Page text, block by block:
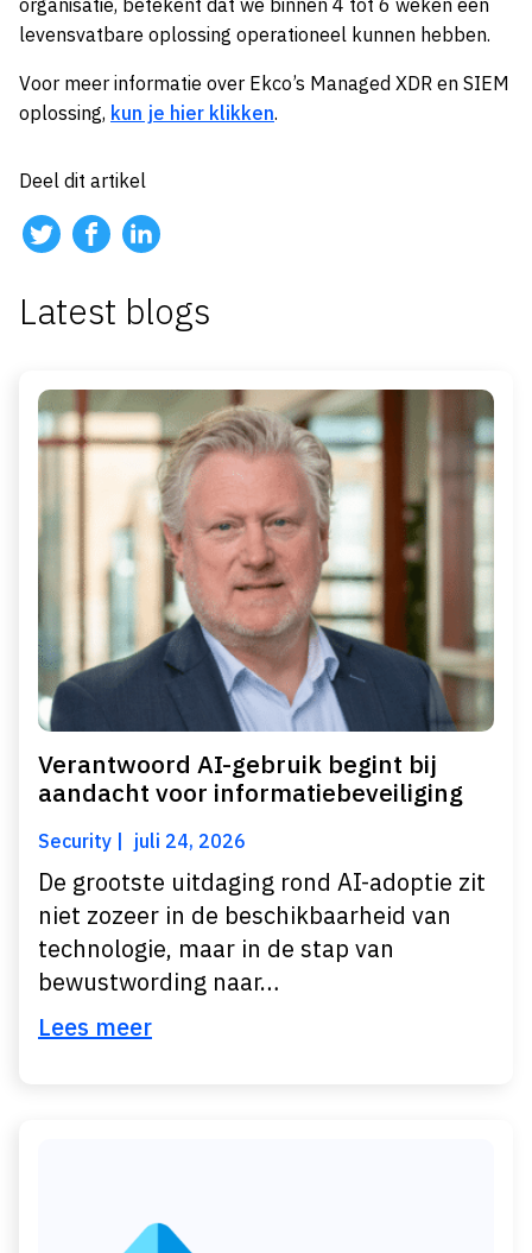
organisatie, betekent dat we binnen 4 tot 6 weken een
levensvatbare oplossing operationeel kunnen hebben.
Voor meer informatie over Ekco’s Managed XDR en SIEM
oplossing, kun je hier klikken.
Deel dit artikel
Latest blogs
Verantwoord AI-gebruik begint bij
aandacht voor informatiebeveiliging
Security juli 24, 2026
De grootste uitdaging rond AI-adoptie zit
niet zozeer in de beschikbaarheid van
technologie, maar in de stap van
bewustwording naar…
Lees meer